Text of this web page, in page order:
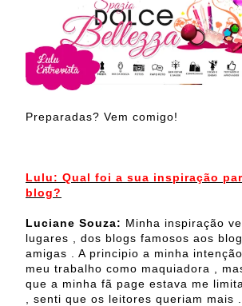
Preparadas? Vem comigo!
Lulu: Qual foi a sua inspiração
blog?
Luciane Souza: Minha inspiração
lugares , dos blogs famosos aos
amigas . A principio a minha
meu trabalho como maquiadora ,
que a minha fã page estava me
, senti que os leitores queriam mais